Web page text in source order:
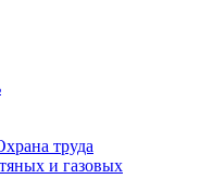
труда
и газовых